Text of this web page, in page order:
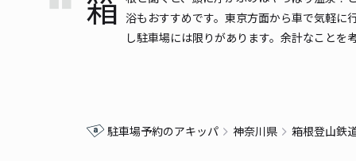
浴もおすすめです。東京方面から車で気軽
し駐車場には限りがあります。余計なこと
駐車場予約のアキッパ 神奈川県 箱根登山鉄